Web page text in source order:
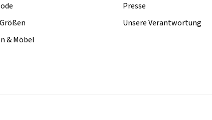
& Möbel
Presse
Unsere Verantwortung